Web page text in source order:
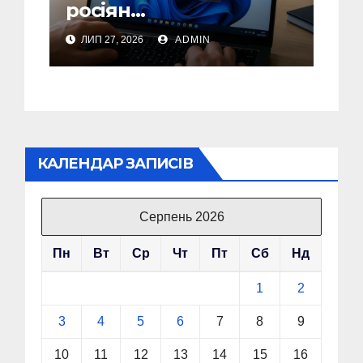
росіян
найпопулярнішого
способу активації
піратських Windows
ЛИП 27, 2026 ADMIN
КАЛЕНДАР ЗАПИСІВ
Серпень 2026
Пн Вт Ср Чт Пт Сб Нд
1 2
3 4 5 6 7 8 9
10 11 12 13 14 15 16